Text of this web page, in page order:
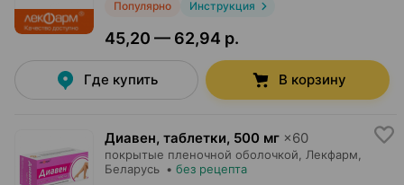
Популярно Инструкция
45,20 — 62,94 р.
Где купить В корзину
Диавен, таблетки, 500 мг ×60
покрытые пленочной оболочкой, Лекфарм
Беларусь • без рецепта